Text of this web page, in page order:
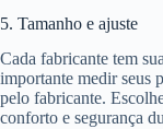
5. Tamanho e ajuste
Cada fabricante tem
importante medir seus
pelo fabricante.
conforto e segurança